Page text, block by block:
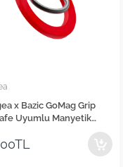
x Bazic GoMag Grip
Uyumlu Manyetik